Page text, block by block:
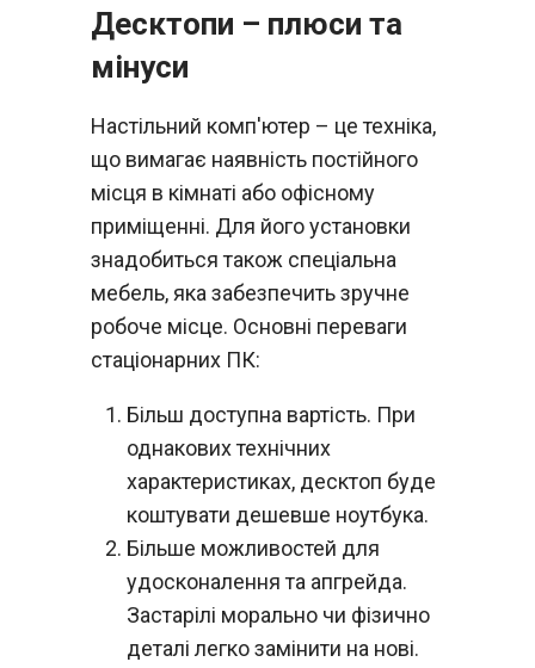
Десктопи – плюси та
мінуси
Настільний комп'ютер – це техніка,
що вимагає наявність постійного
місця в кімнаті або офісному
приміщенні. Для його установки
знадобиться також спеціальна
мебель, яка забезпечить зручне
робоче місце. Основні переваги
стаціонарних ПК:
Більш доступна вартість. При
однакових технічних
характеристиках, десктоп буде
коштувати дешевше ноутбука.
Більше можливостей для
удосконалення та апгрейда.
Застарілі морально чи фізично
деталі легко замінити на нові.